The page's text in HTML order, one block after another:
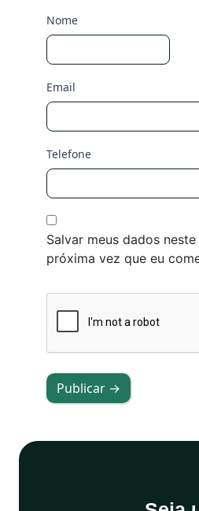
Nome
Email
Telefone
Salvar meus dados
próxima vez que eu
Publicar →